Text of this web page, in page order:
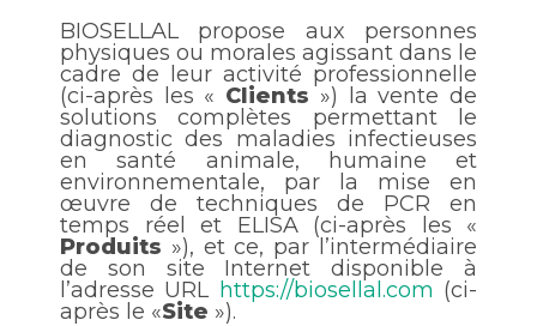
BIOSELLAL propose aux personnes
physiques ou morales agissant dans le
cadre de leur activité professionnelle
(ci-après les « Clients ») la vente de
solutions complètes permettant le
diagnostic des maladies infectieuses
en santé animale, humaine et
environnementale, par la mise en
œuvre de techniques de PCR en
temps réel et ELISA (ci-après les «
Produits »), et ce, par l’intermédiaire
de son site Internet disponible à
l’adresse URL https://biosellal.com (ci-
après le «Site »).